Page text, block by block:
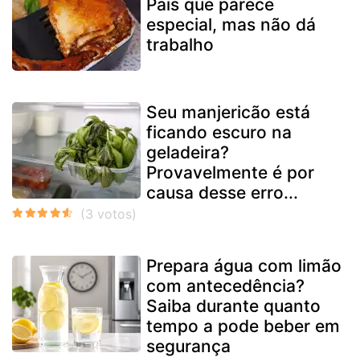
Pais que parece
especial, mas não dá
trabalho
Seu manjericão está
ficando escuro na
geladeira?
Provavelmente é por
causa desse erro...
Prepara água com limão
com antecedência?
Saiba durante quanto
tempo a pode beber em
segurança